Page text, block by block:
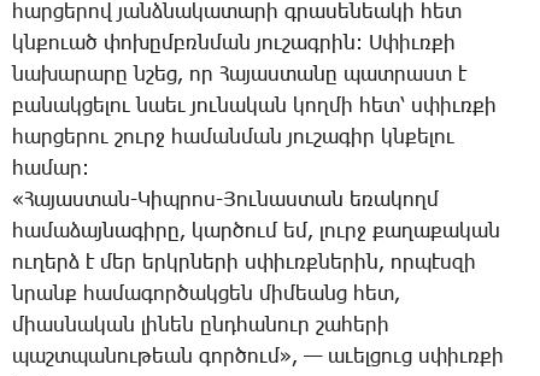
հար­ցե­րով յանձ­նա­կա­տա­րի գրա­սե­նեա­կի հետ
կնքուած փո­խըմբռն­ման յու­շագ­րին: Ս­փիւռ­քի
նա­խա­րա­րը նշեց, որ ­Հա­յաս­տա­նը պատ­րաստ է
բա­նակ­ցե­լու նաեւ յու­նա­կան կող­մի հետ՝ սփիւռ­քի
հար­ցե­րու շուրջ հա­ման­ման յու­շա­գիր կնքե­լու
հա­մար:
«­Հա­յաս­տան-­Կիպ­րոս-­Յու­նաս­տան ե­ռա­կողմ
հա­մա­ձայ­նա­գի­րը, կար­ծում եմ, լուրջ քա­ղա­քա­կան
ու­ղերձ է մեր երկր­նե­րի սփիւռք­նե­րին, որ­պէս­զի
նրանք հա­մա­գոր­ծակ­ցեն մի­մեանց հետ,
միաս­նա­կան լի­նեն ընդ­հա­նուր շա­հե­րի
պաշտ­պա­նու­թեան գոր­ծում», — ա­ւել­ցուց սփիւռ­քի